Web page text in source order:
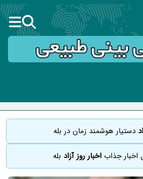
دستیار هوشمند زمان در بله
اخبار جذاباخبار روز آزاد بله